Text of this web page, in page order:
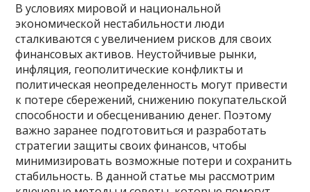
В условиях мировой и национальной
экономической нестабильности люди
сталкиваются с увеличением рисков для своих
финансовых активов. Неустойчивые рынки,
инфляция, геополитические конфликты и
политическая неопределенность могут привести
к потере сбережений, снижению покупательской
способности и обесцениванию денег. Поэтому
важно заранее подготовиться и разработать
стратегии защиты своих финансов, чтобы
минимизировать возможные потери и сохранить
стабильность. В данной статье мы рассмотрим